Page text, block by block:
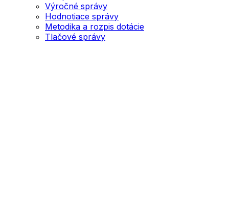
Výročné správy
Hodnotiace správy
Metodika a rozpis dotácie
Tlačové správy